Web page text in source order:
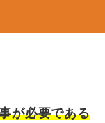
が必要である